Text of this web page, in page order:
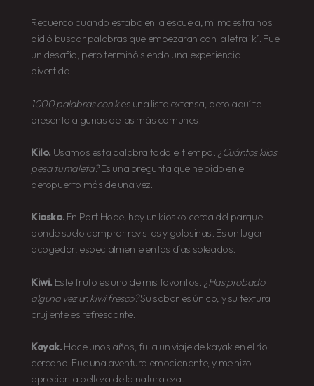
Recuerdo cuando estaba en la escuela, mi maestra nos
pidió buscar palabras que empezaran con la letra ‘k’. Fue
un desafío, pero terminó siendo una experiencia
divertida.
1000 palabras con kes una lista extensa, pero aquí te
presento algunas de las más comunes.
Kilo. Usamos esta palabra todo el tiempo. ¿Cuántos kilos
pesa tu maleta?Es una pregunta que he oído en el
aeropuerto más de una vez.
Kiosko. En Port Hope, hay un kiosko cerca del parque
donde suelo comprar revistas y golosinas. Es un lugar
acogedor, especialmente en los días soleados.
Kiwi. Este fruto es uno de mis favoritos. ¿Has probado
alguna vez un kiwi fresco?Su sabor es único, y su textura
crujiente es refrescante.
Kayak. Hace unos años, fui a un viaje de kayak en el río
cercano. Fue una aventura emocionante, y me hizo
apreciar la belleza de la naturaleza.